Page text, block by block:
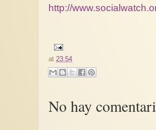
http://
at 23:54
No hay